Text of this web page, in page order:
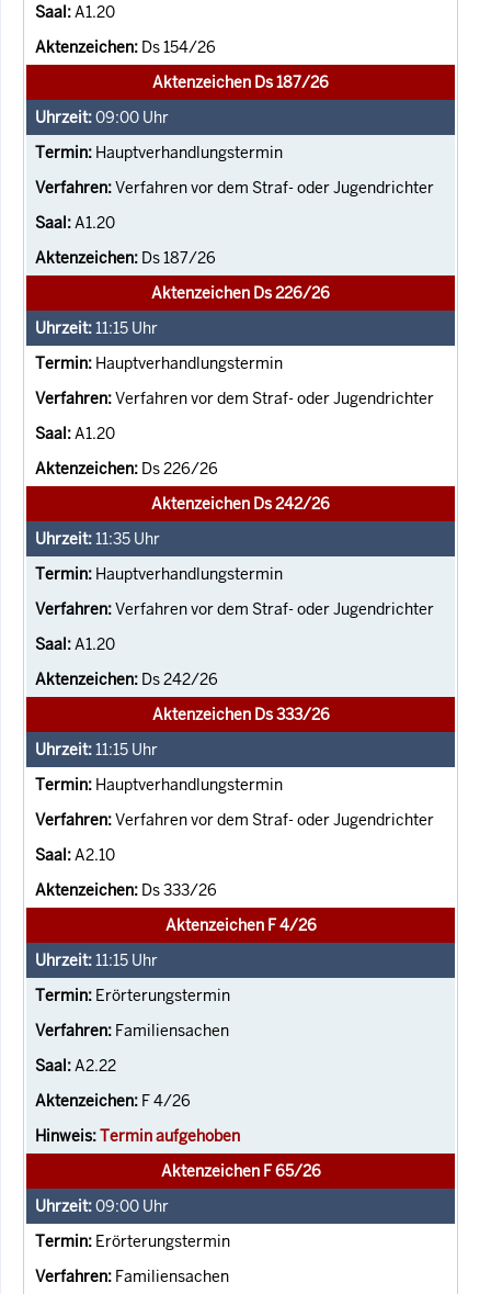
A1.20
Ds 154/26
Aktenzeichen Ds 187/26
09:00 Uhr
Hauptverhandlungstermin
Verfahren vor dem Straf- oder Jugendrichter
A1.20
Ds 187/26
Aktenzeichen Ds 226/26
11:15 Uhr
Hauptverhandlungstermin
Verfahren vor dem Straf- oder Jugendrichter
A1.20
Ds 226/26
Aktenzeichen Ds 242/26
11:35 Uhr
Hauptverhandlungstermin
Verfahren vor dem Straf- oder Jugendrichter
A1.20
Ds 242/26
Aktenzeichen Ds 333/26
11:15 Uhr
Hauptverhandlungstermin
Verfahren vor dem Straf- oder Jugendrichter
A2.10
Ds 333/26
Aktenzeichen F 4/26
11:15 Uhr
Erörterungstermin
Familiensachen
A2.22
F 4/26
Termin aufgehoben
Aktenzeichen F 65/26
09:00 Uhr
Erörterungstermin
Familiensachen